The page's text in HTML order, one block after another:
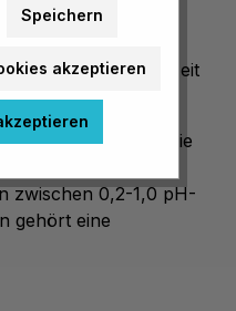
in einer
vor äußeren
deshalb zu jeder Zeit
gestatten die
Bereiche oder
zwischen 0,2-1,0 pH-
gehört eine
Speichern
akzeptieren